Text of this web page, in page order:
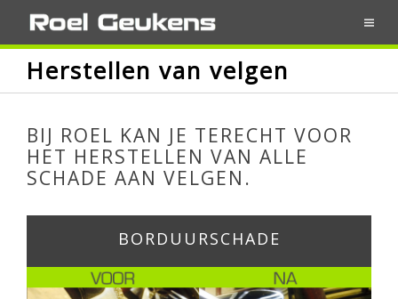
content
Herstellen van velgen
BIJ ROEL KAN JE TERECHT VOOR
HET HERSTELLEN VAN ALLE
SCHADE AAN VELGEN.
BORDUURSCHADE